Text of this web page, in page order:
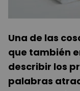
Una de las
que también
describir los
palabras